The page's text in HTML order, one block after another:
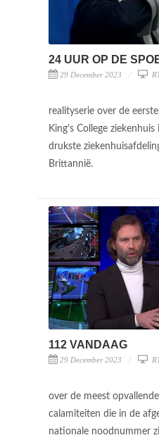
24 UUR OP DE
29 December 2023
realityserie over de
King's College
drukste
Brittannië.
112 VANDAAG
29 December 2023
over de meest
calamiteiten die in de
nationale noodnummer